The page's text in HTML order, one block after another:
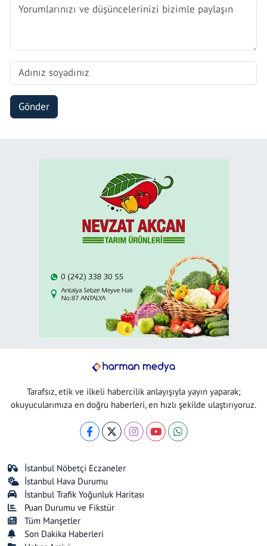
Gönder
Tarafsız, etik ve ilkeli habercilik anlayışıyla yayın yaparak;
okuyucularımıza en doğru haberleri, en hızlı şekilde ulaştırıyoruz.
İstanbul Nöbetçi Eczaneler
İstanbul Hava Durumu
İstanbul Trafik Yoğunluk Haritası
Puan Durumu ve Fikstür
Tüm Manşetler
Son Dakika Haberleri